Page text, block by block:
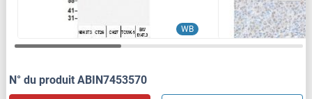
WB
N° du produit ABIN7453570